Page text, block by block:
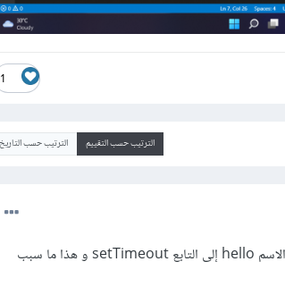
1
الترتيب حسب التقييم الترتيب حسب التاريخ
إن التابع له الاسم Hello حيث أن أول حرف كبير، بينما أنت تمرر الاسم hello إلى التابع setTimeout و هذا ما سبب